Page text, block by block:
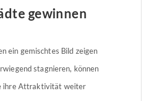
gewinnen
ein gemischtes Bild zeigen
stagnieren, können
ihre Attraktivität weiter